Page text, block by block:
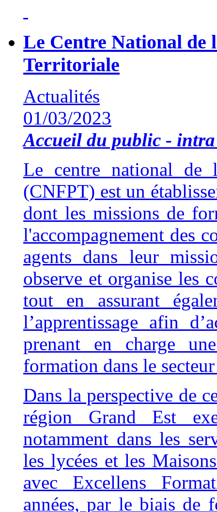
Le Centre National de
Territoriale
Actualités
01/03/2023
Accueil du public -
Le centre national de
(CNFPT) est un
dont les missions de
l'accompagnement des
agents dans leur
observe et organise les
tout en assurant
l’apprentissage afin
prenant en charge
formation dans le
Dans la perspective de
région Grand Est
notamment dans les
les lycées et les
avec Excellens
années, par le biais de